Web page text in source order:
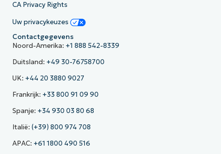
CA Privacy Rights
Uw privacykeuzes
Contactgegevens
Noord-Amerika: +1 888 542-8339
Duitsland: +49 30-76758700
UK: +44 20 3880 9027
Frankrijk: +33 800 91 09 90
Spanje: +34 930 03 80 68
Italië: (+39) 800 974 708
APAC: +61 1800 490 516